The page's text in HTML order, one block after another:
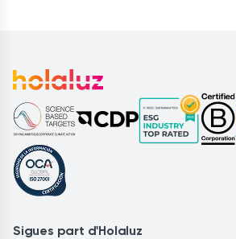
Sigues part d'Holaluz